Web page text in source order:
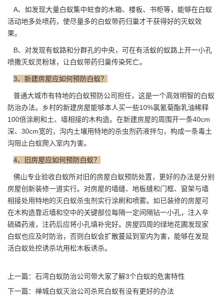
A、如发现大量白蚁集中蛀食的木箱、楼板、书柜等，能够在白蚁
活动地多处喷药，使尽量多的白蚁带药归巢才干获得好的灭蚁效
果。
B、对发现有蚁路和分群孔的中央，可在有活蚁的蚁路上开一小孔
喷撒灭蚁灵粉球，让白蚁带药归巢传染死亡。
3、新建房屋应如何预防白蚁？
普通大城市有特地的白蚁预防公司担任，这是一个高效明智的白蚁
防治办法。乡村的新建房屋能够本人买一些10%氯氰菊酯乳油稀释
100倍涂刷和土、墙相接的木构造。在新建房屋的周围开一条40cm
深、30cm宽的，沟内土壤用特地的杀虫剂药液拌匀，构成一条毒土
沟阻止白蚁爬入室内为害。
4、旧房屋应如何预防白蚁？
佛山专业验收白蚁所对旧的房屋白蚁预防处置，更好的办法是分别
房屋创新装修一道实行。对房屋的墙缝、地板缝和门框、窗架与墙
相接处用特地的灭白蚁杀虫剂实行涂刷和喷雾。如已装修的房屋可
在木构造靠近墙和空中的关键部位每隔一定间隔钻一小孔，注入辛
硫磷药液，注药后应将小孔填补完好。房屋四周的绿地花圃发现家
白蚁也应及时防治，否则白蚁会扩散蔓延到室内为害，能够在发现
活白蚁处挖诱杀坑用松木板诱杀。
上一篇： 石湾白蚁防治公司带大家了解3个白蚁的危害特性
下一篇： 禅城白蚁灭治公司杀死白蚁有没有更好的办法